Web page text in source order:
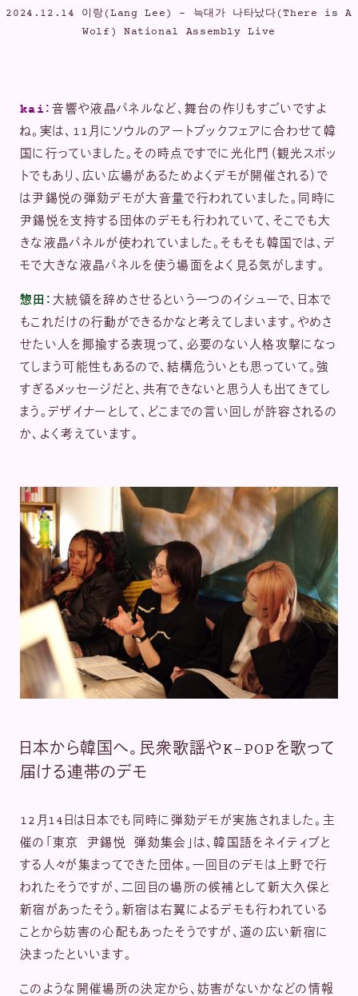
2024.12.14 이랑(Lang Lee) – 늑대가 나타났다(There is A
Wolf) National Assembly Live
kai：音響や液晶パネルなど、舞台の作りもすごいですよ
ね。実は、11月にソウルのアートブックフェアに合わせて韓
国に行っていました。その時点ですでに光化門（観光スポッ
トでもあり、広い広場があるためよくデモが開催される）で
は尹錫悦の弾劾デモが大音量で行われていました。同時に
尹錫悦を支持する団体のデモも行われていて、そこでも大
きな液晶パネルが使われていました。そもそも韓国では、デ
モで大きな液晶パネルを使う場面をよく見る気がします。
惣田：大統領を辞めさせるという一つのイシューで、日本で
もこれだけの行動ができるかなと考えてしまいます。やめさ
せたい人を揶揄する表現って、必要のない人格攻撃になっ
てしまう可能性もあるので、結構危ういとも思っていて。強
すぎるメッセージだと、共有できないと思う人も出てきてし
まう。デザイナーとして、どこまでの言い回しが許容されるの
か、よく考えています。
日本から韓国へ。民衆歌謡やK-POPを歌って
届ける連帯のデモ
12月14日は日本でも同時に弾劾デモが実施されました。主
催の「東京 尹錫悦 弾劾集会」は、韓国語をネイティブと
する人々が集まってできた団体。一回目のデモは上野で行
われたそうですが、二回目の場所の候補として新大久保と
新宿があったそう。新宿は右翼によるデモも行われている
ことから妨害の心配もあったそうですが、道の広い新宿に
決まったといいます。
このような開催場所の決定から、妨害がないかなどの情報